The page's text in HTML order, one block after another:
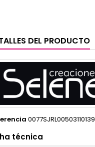
DEL PRODUCTO
0077SJRL00503110139
técnica